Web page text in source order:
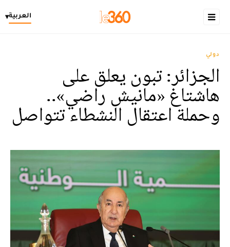
العربية▾
دولي
الجزائر: تبون يعلق على
هاشتاغ «مانيش راضي»..
وحملة اعتقال النشطاء تتواصل